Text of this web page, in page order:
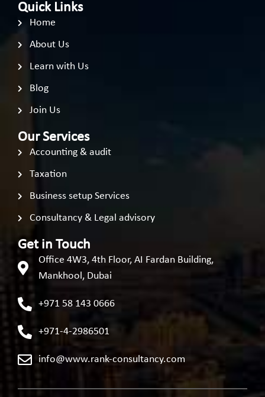
Quick Links
Home
About Us
Learn with Us
Blog
Join Us
Our Services
Accounting & audit
Taxation
Business setup Services
Consultancy & Legal advisory
Get in Touch
Office 4W3, 4th Floor, AI Fardan Building,
Mankhool, Dubai
+971 58 143 0666
+971-4-2986501
info@www.rank-consultancy.com